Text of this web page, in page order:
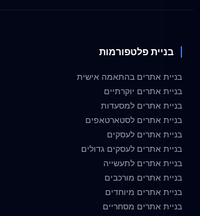
בניית פלטפורמות
בניית אתרים בהתאמה אישית
בניית אתרים יוקרתיים
בניית אתרים למסעדות
בניית אתרים לסטארטאפים
בניית אתרים לעסקים
בניית אתרים לעסקים גדולים
בניית אתרים לתעשייה
בניית אתרים מורכבים
בניית אתרים מיוחדים
בניית אתרים מסחריים